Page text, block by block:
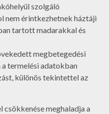
szolgáló
nem érintkezhetnek háztáji
tartott madarakkal és
megbetegedési
termelési adatokban
különös tekintettel az
meghaladja a